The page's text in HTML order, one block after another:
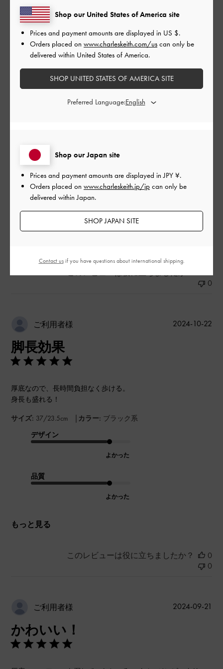
ご利用者様
y. さんのレビュー
デザイン
とてもよかった
品質
とてもよかった
このレビューは役に立ちましたか？
0
0
ご利用者様
脚長効果
厚底なので、長時間負担なく歩ける。
身長も盛れる！
サイズ: 37/23.5cm | カラー: ブラック系
デザイン
よかった
品質
よかった
もっと見る
公
2024-10-22
このレビューは役に立ちましたか？
0
0
ご利用者様
かわいい！
2024-09-21
Shop our Japan site
Prices and payment amounts are displayed inJPY ¥.
Orders placed on www.charleskeith.jp/jp can only be
delivered within Japan.
SHOP JAPAN SITE
Shop our United States of America site
Prices and payment amounts are displayed in US $.
Orders placed on www.charleskeith.com/us can only be
delivered within United States of America.
SHOP UNITED STATES OF AMERICA SITE
Preferred Language:
Contact usif you have questions about international shipping.